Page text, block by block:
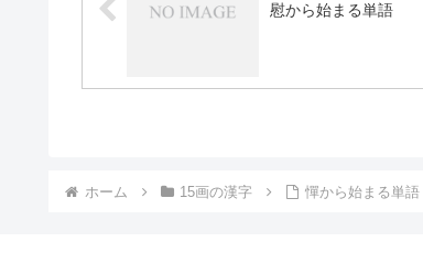
慰から始まる単語
ホーム 15画の漢字 憚から始まる単語